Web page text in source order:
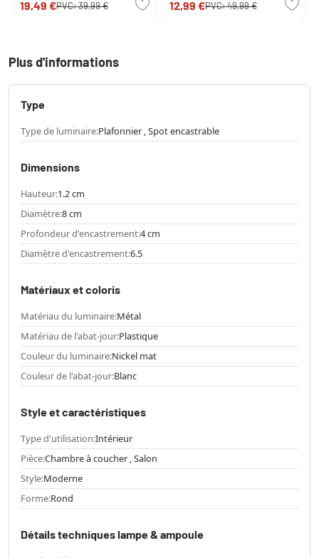
19,49 €PVC:39,99 € 12,99 €PVC:49,99 €
Plus d'informations
Type
Type de luminaire:Plafonnier , Spot encastrable
Dimensions
Hauteur:1.2 cm
Diamètre:8 cm
Profondeur d'encastrement:4 cm
Diamètre d'encastrement:6.5
Matériaux et coloris
Matériau du luminaire:Métal
Matériau de l'abat-jour:Plastique
Couleur du luminaire:Nickel mat
Couleur de l'abat-jour:Blanc
Style et caractéristiques
Type d'utilisation:Intérieur
Pièce:Chambre à coucher , Salon
Style:Moderne
Forme:Rond
Détails techniques lampe & ampoule